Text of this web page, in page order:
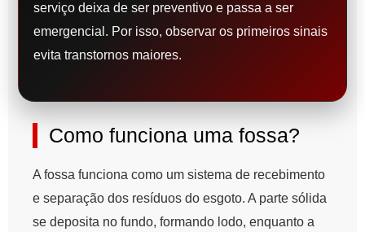
serviço deixa de ser preventivo e passa a ser
emergencial. Por isso, observar os primeiros sinais
evita transtornos maiores.
Como funciona uma fossa?
A fossa funciona como um sistema de recebimento
e separação dos resíduos do esgoto. A parte sólida
se deposita no fundo, formando lodo, enquanto a